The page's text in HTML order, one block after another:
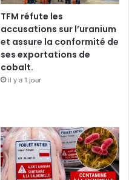
TFM réfute les
accusations sur l’uranium
et assure la conformité de
ses exportations de
cobalt.
il y a 1 jour